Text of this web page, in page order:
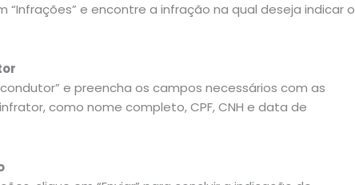
“Infrações” e encontre a infração na qual deseja indicar o
e preencha os campos necessários com as
como nome completo, CPF, CNH e data de